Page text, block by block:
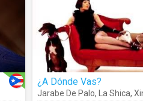
¿A Dónde Vas?
Jarabe De Palo, La Shica,